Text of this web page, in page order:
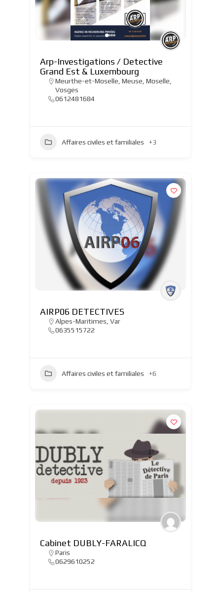
Arp-Investigations / Detective
Grand Est & Luxembourg
Meurthe-et-Moselle, Meuse, Moselle,
Vosges
0612481684
Affaires civiles et familiales +3
AIRP06 DETECTIVES
Alpes-Maritimes Var
0635515722
Affaires civiles et familiales +6
Cabinet DUBLY-FARALICQ
Paris
0629610252